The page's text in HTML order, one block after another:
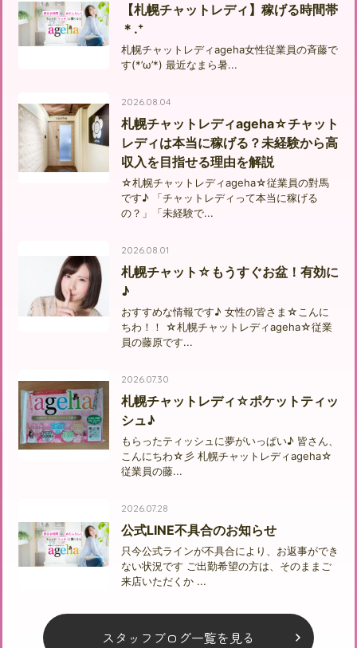
【札幌チャットレディ】稼げる時間帯
＊.⁺
札幌チャットレディageha女性従業員の斉藤で
す(*’ω’*) 最近なまら暑...
2026.08.04
札幌チャットレディageha☆チャット
レディは本当に稼げる？未経験から高
収入を目指せる理由を解説
☆札幌チャットレディageha☆従業員の對馬
です♪ 「チャットレディって本当に稼げる
の？」「未経験で...
2026.08.01
札幌チャット☆もうすぐお盆！有効に
♪
おすすめな情報です♪ 女性の皆さま☆こんに
ちわ！！ ☆札幌チャットレディageha☆従業
員の藤原です...
2026.07.30
札幌チャットレディ☆ポケットティッ
シュ♪
もらったティッシュに夢がいっぱい♪ 皆さん、
こんにちわ☆彡 札幌チャットレディageha☆
従業員の藤...
2026.07.28
公式LINE不具合のお知らせ
只今公式ラインが不具合により、お返事ができ
ない状況です ご出勤希望の方は、そのままご
来店いただくか ...
スタッフブログ一覧を見る